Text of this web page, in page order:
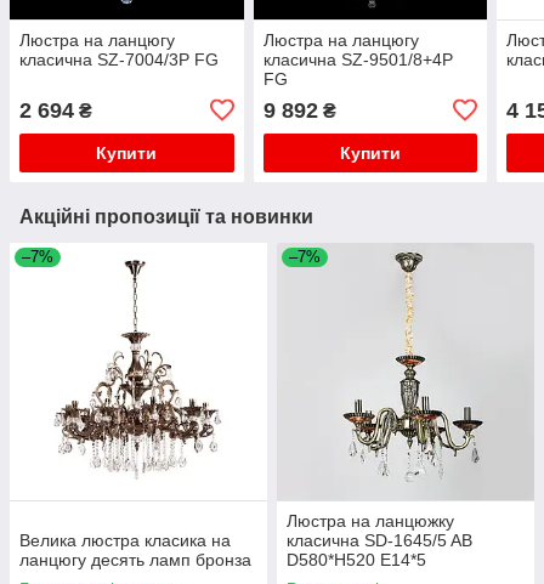
Люстра на ланцюгу
класична SZ-7004/3P FG
2 694 ₴
Купити
Люстра на ланцюгу
класична SZ-9501/8+4P
FG
9 892₴
Купити
4
Акційні пропозиції та новинки
–7%
Велика люстра класика на
ланцюгу десять ламп бронза
–7%
Люстра на ланцюжку
класична SD-1645/5 AB
D580*H520 E14*5